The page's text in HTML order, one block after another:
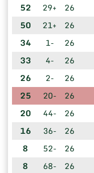
26
+29
52
26
+21
50
26
-1
34
26
-4
33
26
-2
26
26
-20
25
26
-44
20
26
-36
16
26
-52
8
26
-68
8